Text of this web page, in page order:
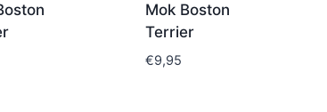
Mok Boston
Terrier
€9,95